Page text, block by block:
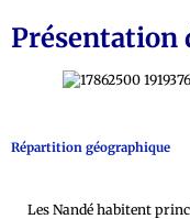
Présentation
Répartition géographique
Les Nandé habitent